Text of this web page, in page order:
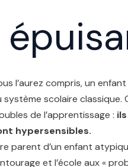
l’aurez compris, un
système scolaire
de l’apprentissage :
hypersensibles.
parent d’un enfant
et l’école aux «